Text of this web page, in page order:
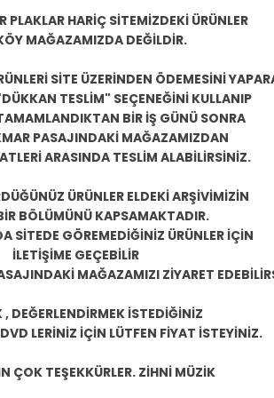
PLAKLAR HARİÇ SİTEMİZDEKİ ÜRÜNLER
MAĞAZAMIZDA DEĞİLDİR.
SİTE ÜZERİNDEN ÖDEMESİNİ
TESLİM" SEÇENEĞİNİ KULLANIP
BİR İŞ GÜNÜ SONRA
PASAJINDAKİ MAĞAZAMIZDAN
ARASINDA TESLİM ALABİLİRSİNİZ.
ÜRÜNLER ELDEKİ ARŞİVİMİZİN
BÖLÜMÜNÜ KAPSAMAKTADIR.
SİTEDE GÖREMEDİĞİNİZ ÜRÜNLER İÇİN
İLETİŞİME GEÇEBİLİR
MAĞAZAMIZI ZİYARET
DEĞERLENDİRMEK İSTEDİĞİNİZ
LERİNİZ İÇİN LÜTFEN FİYAT İSTEYİNİZ.
ÇOK TEŞEKKÜRLER. ZİHNİ MÜZİK